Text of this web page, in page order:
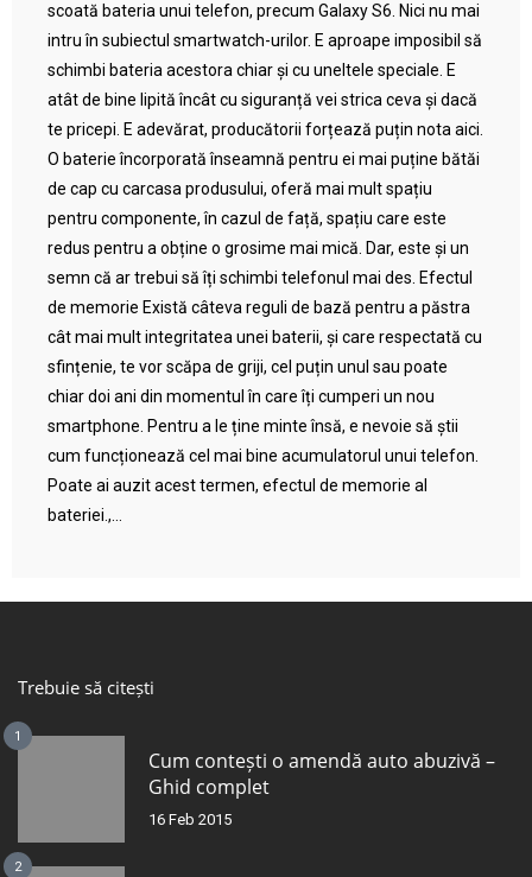
scoată bateria unui telefon, precum Galaxy S6. Nici nu mai
intru în subiectul smartwatch-urilor. E aproape imposibil să
schimbi bateria acestora chiar și cu uneltele speciale. E
atât de bine lipită încât cu siguranță vei strica ceva și dacă
te pricepi. E adevărat, producătorii forțează puțin nota aici.
O baterie încorporată înseamnă pentru ei mai puține bătăi
de cap cu carcasa produsului, oferă mai mult spațiu
pentru componente, în cazul de față, spațiu care este
redus pentru a obține o grosime mai mică. Dar, este și un
semn că ar trebui să îți schimbi telefonul mai des. Efectul
de memorie Există câteva reguli de bază pentru a păstra
cât mai mult integritatea unei baterii, și care respectată cu
sfințenie, te vor scăpa de griji, cel puțin unul sau poate
chiar doi ani din momentul în care îți cumperi un nou
smartphone. Pentru a le ține minte însă, e nevoie să știi
cum funcționează cel mai bine acumulatorul unui telefon.
Poate ai auzit acest termen, efectul de memorie al
bateriei.,...
Trebuie să citești
1
Cum contești o amendă auto abuzivă –
Ghid complet
16 Feb 2015
2